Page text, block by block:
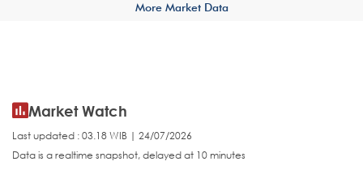
More Market Data
Market Watch
Last updated : 03.18 WIB | 24/07/2026
Data is a realtime snapshot, delayed at 10 minutes